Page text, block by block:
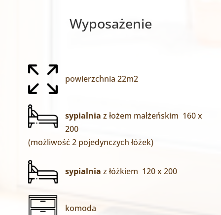
Wyposażenie
powierzchnia 22m2
sypialnia z łożem małżeńskim 160 x
200
(możliwość 2 pojedynczych łóżek)
sypialnia z łóżkiem 120 x 200
komoda